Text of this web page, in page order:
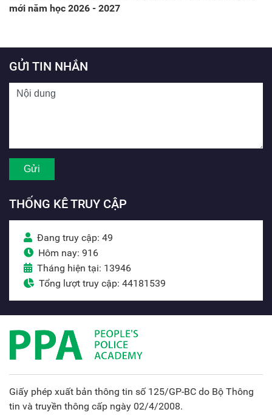
mới năm học 2026 - 2027
GỬI TIN NHẮN
THỐNG KÊ TRUY CẬP
Đang truy cập: 49
Hôm nay: 916
Tháng hiện tại: 13946
Tổng lượt truy cập: 44181539
Giấy phép xuất bản thông tin số 125/GP-BC do Bộ Thông
tin và truyền thông cấp ngày 02/4/2008.